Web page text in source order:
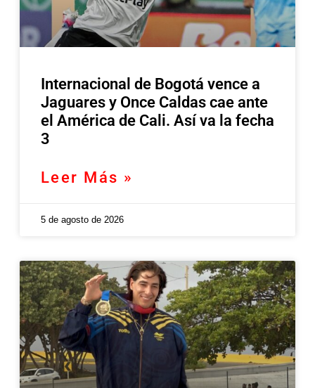
Internacional de Bogotá vence a
Jaguares y Once Caldas cae ante
el América de Cali. Así va la fecha
3
Leer Más »
5 de agosto de 2026